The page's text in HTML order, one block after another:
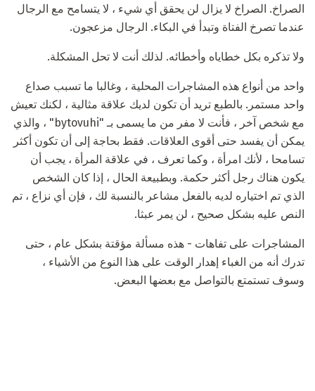
الصراخ. الصراخ لا يزال لن يحقق أي شيء ، لا يتسامح مع الرجال
عندما تصرخ الفتاة وتبدأ في البكاء. الرجال مزعجون.
ولا تذكره بكل خطاياه وأخطائه. لذلك أنت لا تحل المشكلة.
واحد من أنواع هذه المشاجرات المحلية ، وغالبا ما تسبب صداع
واحد مستمر. بالطبع تريد أن تكون لديك علاقة مثالية ، لكنك تعيش
مع شخص آخر ، فأنت لا مفر من ما يسمى بـ "bytovuhi" ، والذي
يمكن أن يفسد حتى أقوى العلاقات. فقط بحاجة إلى أن تكون أكثر
تسامحا ، لأنك امرأة ، وكما تعرف ، في علاقة المرأة ، يجب أن
يكون هناك رجل أكثر حكمة. وبطبيعة الحال ، إذا كان الشخص
الذي تم اختياره لديه بالفعل مشاعر بالنسبة لك ، فإن أي نزاع ، تم
النص عليه بشكل صحيح ، لن يمر عبثا.
المشاجرات على تفاهات - هذه مسألة مؤقتة بشكل عام ، حتى
تدرك أنه من الغباء إهدار الوقت على هذا النوع من الأشياء ،
وسوف تستمتع بالتواصل مع بعضها البعض.